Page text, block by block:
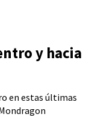
y hacia
en estas últimas